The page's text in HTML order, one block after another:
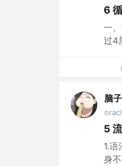
6
一
过4
脑
5
1.
身